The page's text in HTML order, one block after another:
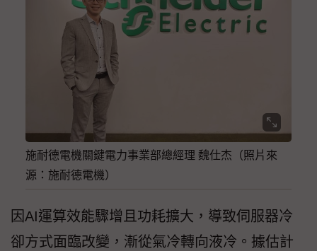
施耐德電機關鍵電力事業部總經理 魏仕杰（照片來
源：施耐德電機）
因AI運算效能驟增且功耗擴大，導致伺服器冷
卻方式面臨改變，漸從氣冷轉向液冷。據估計